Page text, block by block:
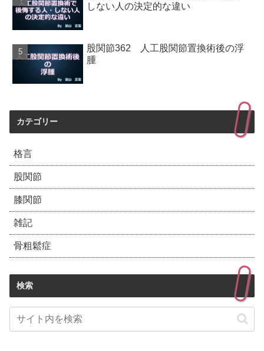
しない人の決定的な違い
股関節362 人工股関節置換術後の浮
腫
カテゴリー
格言
股関節
膝関節
雑記
骨粗鬆症
検索